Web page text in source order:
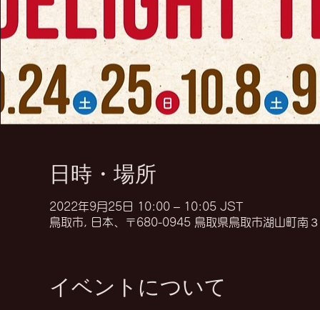
日時・場所
2022年9月25日 10:00 – 10:05 JST
鳥取市, 日本、〒680-0945 鳥取県鳥取市湖山町南
イベントについて